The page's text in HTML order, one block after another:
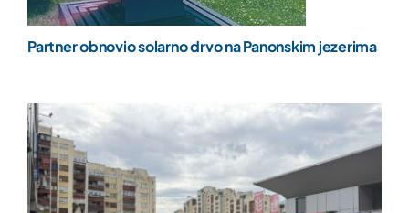
Partner obnovio solarno drvo na Panonskim jezerima